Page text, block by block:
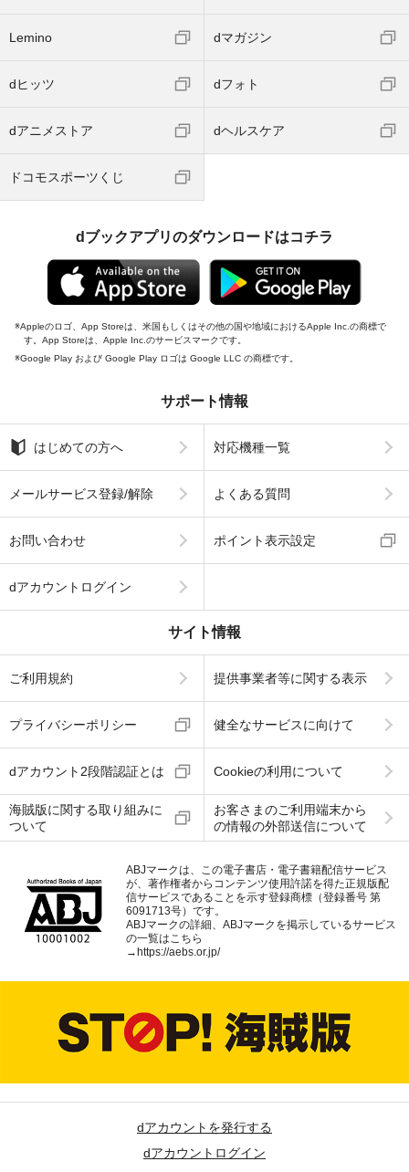
Lemino dマガジン
dヒッツ dフォト
dアニメストア dヘルスケア
ドコモスポーツくじ
dブックアプリのダウンロードはコチラ
Appleのロゴ、App Storeは、米国もしくはその他の国や地域におけるApple Inc.の商標で
す。App Storeは、Apple Inc.のサービスマークです。
Google Play および Google Play ロゴは Google LLC の商標です。
サポート情報
はじめての方へ 対応機種一覧
メールサービス登録/解除 よくある質問
お問い合わせ ポイント表示設定
dアカウントログイン
サイト情報
ご利用規約 提供事業者等に関する表示
プライバシーポリシー 健全なサービスに向けて
dアカウント2段階認証とは Cookieの利用について
海賊版に関する取り組みに
ついて
お客さまのご利用端末から
の情報の外部送信について
ABJマークは、この電子書店・電子書籍配信サービス
が、著作権者からコンテンツ使用許諾を得た正規版配
信サービスであることを示す登録商標（登録番号 第
6091713号）です。
ABJマークの詳細、ABJマークを掲示しているサービス
の一覧はこちら
→https://aebs.or.jp/
dアカウントを発行する
dアカウントログイン